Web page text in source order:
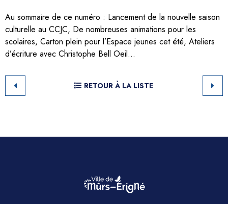
Au sommaire de ce numéro : Lancement de la nouvelle saison
culturelle au CCJC, De nombreuses animations pour les
scolaires, Carton plein pour l’Espace jeunes cet été, Ateliers
d’écriture avec Christophe Bell Oeil…
RETOUR À LA LISTE